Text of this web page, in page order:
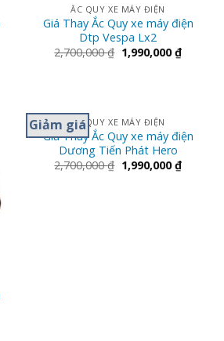
ẮC QUY XE MÁY ĐIỆN
Giá Thay Ắc Quy xe máy điện
Dtp Vespa Lx2
2,700,000₫ 1,990,000₫
Giảm giáẮC QUY XE MÁY ĐIỆN
Giá Thay Ắc Quy xe máy điện
Dương Tiến Phát Hero
2,700,000₫ 1,990,000₫